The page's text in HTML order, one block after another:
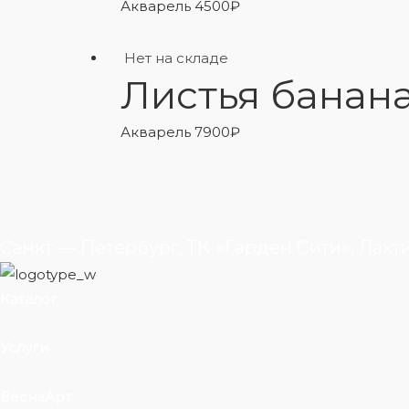
Акварель 4500₽
Нет на складе
Листья
Акварель 7900₽